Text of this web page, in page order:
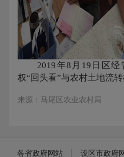
2019年8月19日区经
权“回头看”与农村土地流转
来源：马尾区农业农村局
各省政府网站 设区市政府